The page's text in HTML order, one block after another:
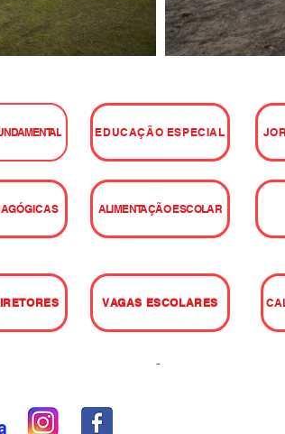
EDUCAÇÃO ESPECIAL
ALIMENTAÇÃO ESCOLAR
VAGAS ESCOLARES
-